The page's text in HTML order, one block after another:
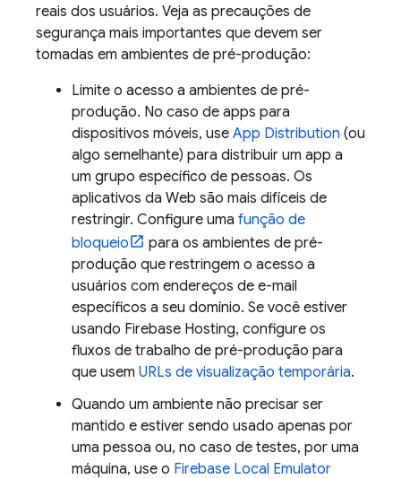
reais dos usuários. Veja as precauções de
segurança mais importantes que devem ser
tomadas em ambientes de pré-produção:
Limite o acesso a ambientes de pré-
produção. No caso de apps para
dispositivos móveis, use App Distribution (ou
algo semelhante) para distribuir um app a
um grupo específico de pessoas. Os
aplicativos da Web são mais difíceis de
restringir. Configure uma função de
bloqueio
para os ambientes de pré-
produção que restringem o acesso a
usuários com endereços de e-mail
específicos a seu domínio. Se você estiver
usando Firebase Hosting, configure os
fluxos de trabalho de pré-produção para
que usem URLs de visualização temporária.
Quando um ambiente não precisar ser
mantido e estiver sendo usado apenas por
uma pessoa ou, no caso de testes, por uma
máquina, use o Firebase Local Emulator